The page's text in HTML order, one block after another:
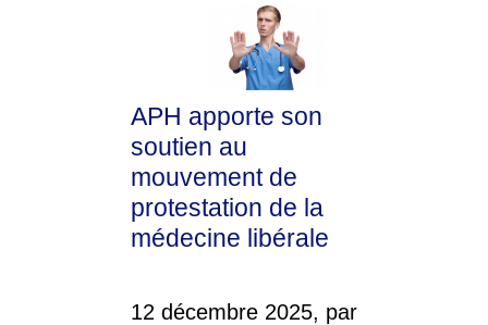
APH apporte son
soutien au
mouvement de
protestation de la
médecine libérale
12 décembre 2025, par